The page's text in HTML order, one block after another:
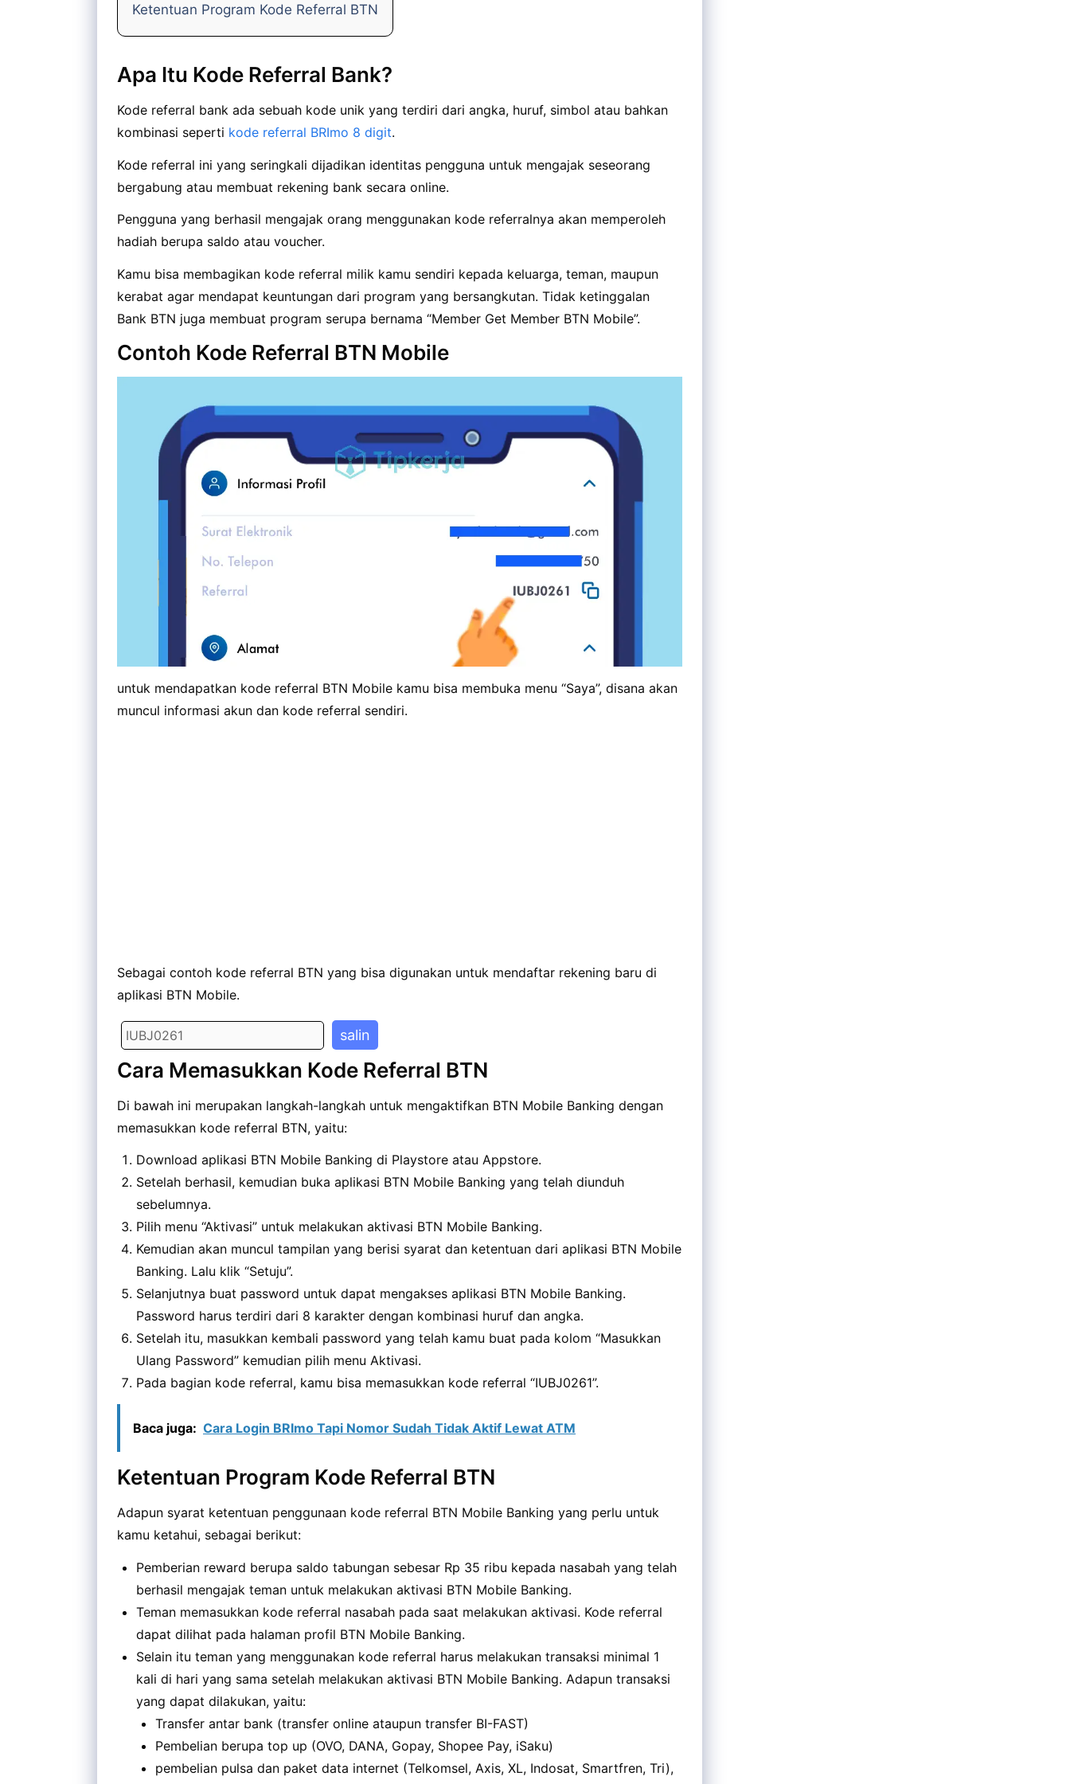
Ketentuan Program Kode Referral BTN
Apa Itu Kode Referral Bank?
Kode referral bank ada sebuah kode unik yang terdiri dari angka, huruf, simbol atau bahkan
kombinasi seperti kode referral BRImo 8 digit.
Kode referral ini yang seringkali dijadikan identitas pengguna untuk mengajak seseorang
bergabung atau membuat rekening bank secara online.
Pengguna yang berhasil mengajak orang menggunakan kode referralnya akan memperoleh
hadiah berupa saldo atau voucher.
Kamu bisa membagikan kode referral milik kamu sendiri kepada keluarga, teman, maupun
kerabat agar mendapat keuntungan dari program yang bersangkutan. Tidak ketinggalan
Bank BTN juga membuat program serupa bernama “Member Get Member BTN Mobile”.
Contoh Kode Referral BTN Mobile
untuk mendapatkan kode referral BTN Mobile kamu bisa membuka menu “Saya”, disana akan
muncul informasi akun dan kode referral sendiri.
Sebagai contoh kode referral BTN yang bisa digunakan untuk mendaftar rekening baru di
aplikasi BTN Mobile.
salin
Cara Memasukkan Kode Referral BTN
Di bawah ini merupakan langkah-langkah untuk mengaktifkan BTN Mobile Banking dengan
memasukkan kode referral BTN, yaitu:
Download aplikasi BTN Mobile Banking di Playstore atau Appstore.
Setelah berhasil, kemudian buka aplikasi BTN Mobile Banking yang telah diunduh
sebelumnya.
Pilih menu “Aktivasi” untuk melakukan aktivasi BTN Mobile Banking.
Kemudian akan muncul tampilan yang berisi syarat dan ketentuan dari aplikasi BTN Mobile
Banking. Lalu klik “Setuju”.
Selanjutnya buat password untuk dapat mengakses aplikasi BTN Mobile Banking.
Password harus terdiri dari 8 karakter dengan kombinasi huruf dan angka.
Setelah itu, masukkan kembali password yang telah kamu buat pada kolom “Masukkan
Ulang Password” kemudian pilih menu Aktivasi.
Pada bagian kode referral, kamu bisa memasukkan kode referral “IUBJ0261”.
Baca juga: Cara Login BRImo Tapi Nomor Sudah Tidak Aktif Lewat ATM
Ketentuan Program Kode Referral BTN
Adapun syarat ketentuan penggunaan kode referral BTN Mobile Banking yang perlu untuk
kamu ketahui, sebagai berikut:
Pemberian reward berupa saldo tabungan sebesar Rp 35 ribu kepada nasabah yang telah
berhasil mengajak teman untuk melakukan aktivasi BTN Mobile Banking.
Teman memasukkan kode referral nasabah pada saat melakukan aktivasi. Kode referral
dapat dilihat pada halaman profil BTN Mobile Banking.
Selain itu teman yang menggunakan kode referral harus melakukan transaksi minimal 1
kali di hari yang sama setelah melakukan aktivasi BTN Mobile Banking. Adapun transaksi
yang dapat dilakukan, yaitu:
Transfer antar bank (transfer online ataupun transfer BI-FAST)
Pembelian berupa top up (OVO, DANA, Gopay, Shopee Pay, iSaku)
pembelian pulsa dan paket data internet (Telkomsel, Axis, XL, Indosat, Smartfren, Tri),